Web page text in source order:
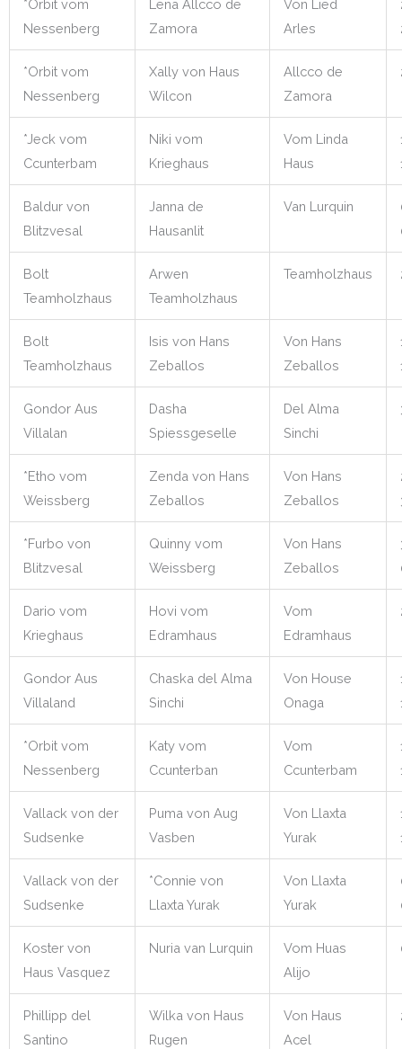
*Orbit vom
Nessenberg
Lena Allcco de
Zamora
Von Lied
Arles
*Orbit vom
Nessenberg
Xally von Haus
Wilcon
Allcco de
Zamora
*Jeck vom
Ccunterbam
Niki vom
Krieghaus
Vom Linda
Haus
Baldur von
Blitzvesal
Janna de
Hausanlit
Van Lurquin
Bolt
Teamholzhaus
Arwen
Teamholzhaus
Teamholzhaus
Bolt
Teamholzhaus
Isis von Hans
Zeballos
Von Hans
Zeballos
Gondor Aus
Villalan
Dasha
Spiessgeselle
Del Alma
Sinchi
*Etho vom
Weissberg
Zenda von Hans
Zeballos
Von Hans
Zeballos
*Furbo von
Blitzvesal
Quinny vom
Weissberg
Von Hans
Zeballos
Dario vom
Krieghaus
Hovi vom
Edramhaus
Vom
Edramhaus
Gondor Aus
Villaland
Chaska del Alma
Sinchi
Von House
Onaga
*Orbit vom
Nessenberg
Katy vom
Ccunterban
Vom
Ccunterbam
Vallack von der
Sudsenke
Puma von Aug
Vasben
Von Llaxta
Yurak
Vallack von der
Sudsenke
*Connie von
Llaxta Yurak
Von Llaxta
Yurak
Koster von
Haus Vasquez
Nuria van Lurquin
Vom Huas
Alijo
Phillipp del
Santino
Wilka von Haus
Rugen
Von Haus
Acel